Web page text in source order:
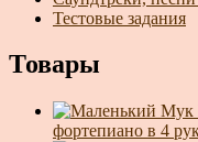
Тестовые задания
Товары
фортепиано в 4